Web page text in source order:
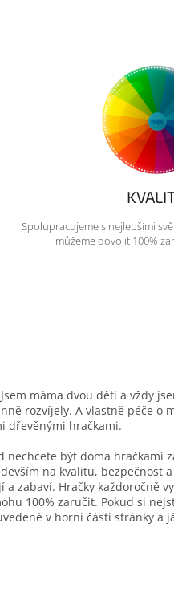
Spolupracujeme s nejlepšími
můžeme dovolit 100%
máma dvou dětí a vždy
rozvíjely. A vlastně péče o
dřevěnými hračkami.
být doma hračkami
na kvalitu, bezpečnost
zabaví. Hračky každoročně
100% zaručit. Pokud si
v horní části stránky a